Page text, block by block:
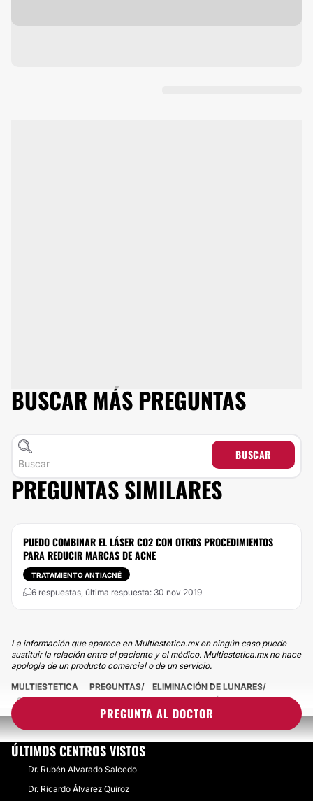
BUSCAR MÁS PREGUNTAS
BUSCAR
PREGUNTAS SIMILARES
PUEDO COMBINAR EL LÁSER CO2 CON OTROS PROCEDIMIENTOS
PARA REDUCIR MARCAS DE ACNE
TRATAMIENTO ANTIACNÉ
6 respuestas, última respuesta: 30 nov 2019
La información que aparece en Multiestetica.mx en ningún caso puede
sustituir la relación entre el paciente y el médico. Multiestetica.mx no hace
apología de un producto comercial o de un servicio.
PREGUNTA AL DOCTOR
MULTIESTETICA PREGUNTAS
ELIMINACIÓN DE LUNARES
SE PUEDE ELIMINAR O REDUCIR UN NEVO CONGÉNITO
ÚLTIMOS CENTROS VISTOS
Dr. Rubén Alvarado Salcedo
Dr. Ricardo Álvarez Quiroz